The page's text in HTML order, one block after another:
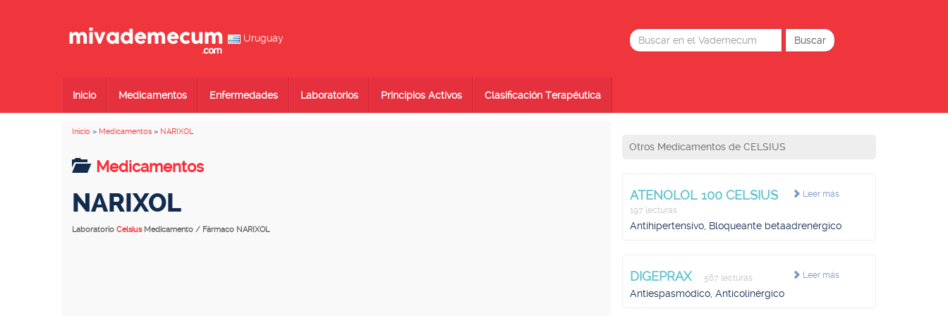
Uruguay
Inicio Medicamentos Enfermedades Laboratorios Principios Activos Clasificación Terapéutica
Inicio » Medicamentos » NARIXOL
Medicamentos
NARIXOL
Laboratorio Celsius Medicamento / Fármaco NARIXOL
Otros Medicamentos de CELSIUS
Leer más
ATENOLOL 100 CELSIUS
197 lecturas
Antihipertensivo, Bloqueante betaadrenérgico
Leer más
DIGEPRAX 567 lecturas
Antiespasmódico, Anticolinérgico